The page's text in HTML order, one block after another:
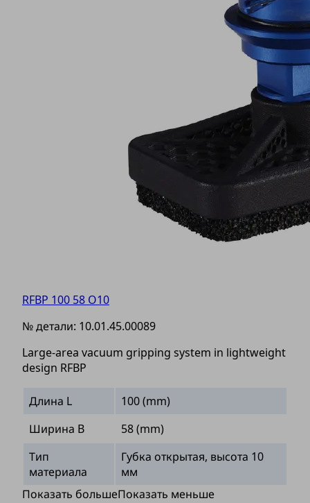
RFBP 100 58 O10
№ детали: 10.01.45.00089
Large-area vacuum gripping system in lightweight
design RFBP
Длина L
100 (mm)
Ширина B
58 (mm)
Тип
материала
Губка открытая, высота 10
мм
Показать большеПоказать меньше